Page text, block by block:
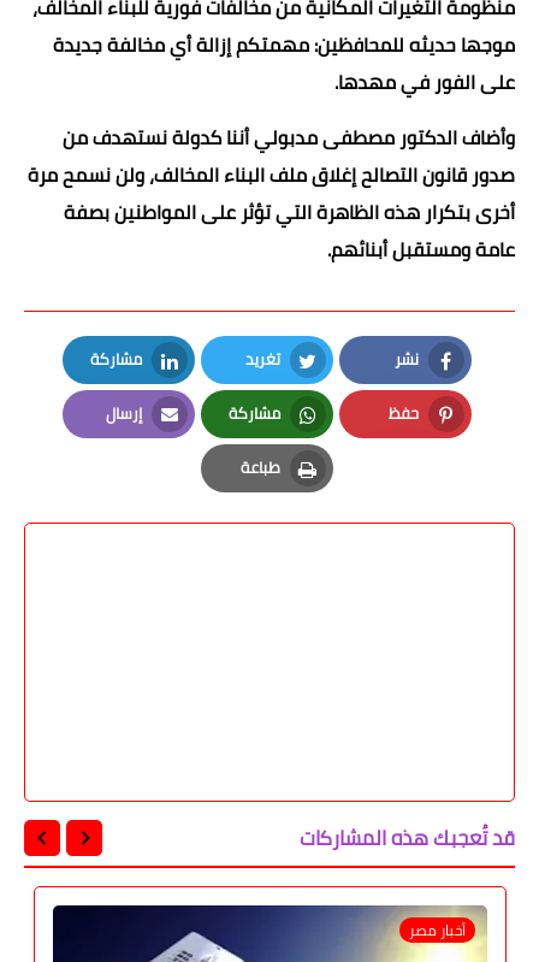
منظومة التغيرات المكانية من مخالفات فورية للبناء المخالف،
موجها حديثه للمحافظين: مهمتكم إزالة أي مخالفة جديدة
على الفور في مهدها.
وأضاف الدكتور مصطفى مدبولي أننا كدولة نستهدف من
صدور قانون التصالح إغلاق ملف البناء المخالف، ولن نسمح مرة
أخرى بتكرار هذه الظاهرة التي تؤثر على المواطنين بصفة
عامة ومستقبل أبنائهم.
نشر
Facebook
تغريد
Twitter
مشاركة
LinkedIn
حفظ
Pinterest
مشاركة
Whatsapp
إرسال
Email
طباعة
Print
قد تُعجبك هذه المشاركات
أخبار مصر